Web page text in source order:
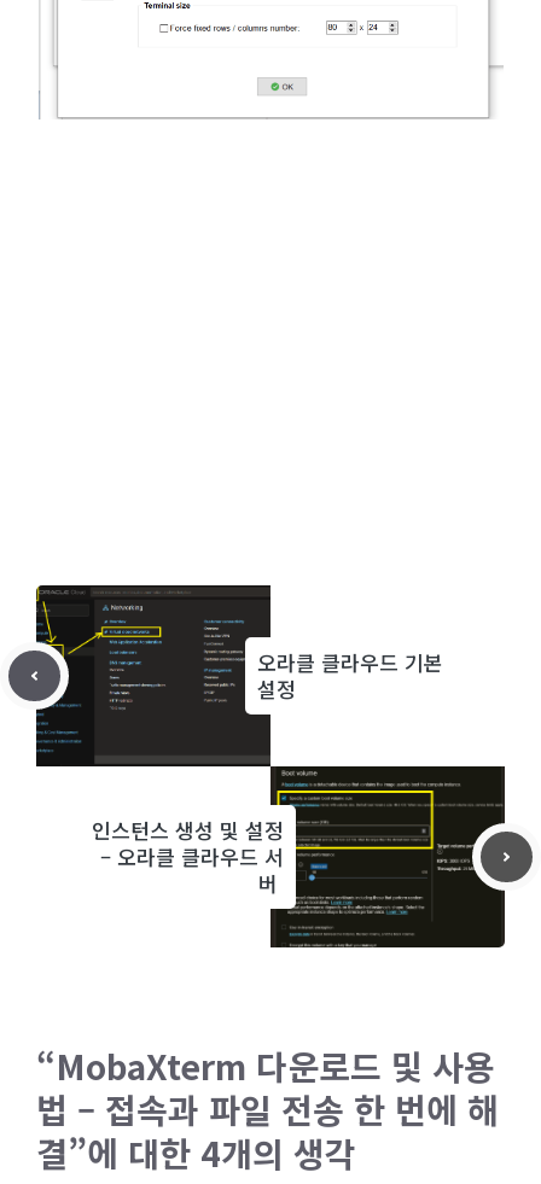
오라클 클라우드 기본
설정
인스턴스 생성 및 설정
– 오라클 클라우드 서
버
“MobaXterm 다운로드 및 사용
법 – 접속과 파일 전송 한 번에 해
결”에 대한 4개의 생각